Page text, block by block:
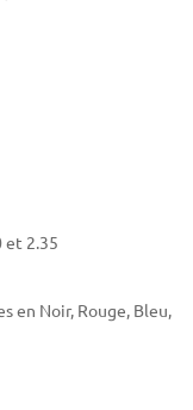
et 2.35
en Noir, Rouge, Bleu,